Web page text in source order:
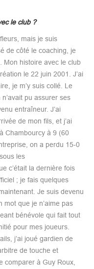
le club ?
mais je suis
de côté le coaching, je
Mon histoire avec le club
le 22 juin 2001. J’ai
je m’y suis collé. Le
pu assurer ses
entraîneur. J’ai
de mon fils, et j’ai
Chambourcy à 9 (60
on a perdu 15-0
les
c’était la dernière fois
; je fais quelques
Je suis devenu
mot que je n’aime pas
bénévole qui fait tout
pour mes joueurs.
j’ai joué gardien de
de touche et
comparer à Guy Roux,